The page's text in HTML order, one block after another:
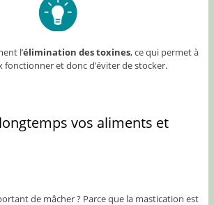
l’élimination des toxines, ce qui permet à
fonctionner et donc d’éviter de stocker.
vos aliments et
de mâcher ? Parce que la mastication est